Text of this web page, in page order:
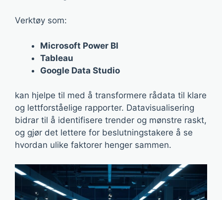
Verktøy som:
Microsoft Power BI
Tableau
Google Data Studio
kan hjelpe til med å transformere rådata til klare
og lettforståelige rapporter. Datavisualisering
bidrar til å identifisere trender og mønstre raskt,
og gjør det lettere for beslutningstakere å se
hvordan ulike faktorer henger sammen.